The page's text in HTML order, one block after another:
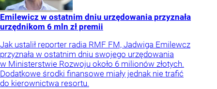
Emilewicz w ostatnim dniu urzędowania przyznała
urzędnikom 6 mln zł premii
Jak ustalił reporter radia RMF FM, Jadwiga Emilewcz
przyznała w ostatnim dniu swojego urzędowania
w Ministerstwie Rozwoju około 6 milionów złotych.
Dodatkowe środki finansowe miały jednak nie trafić
do kierownictwa resortu.